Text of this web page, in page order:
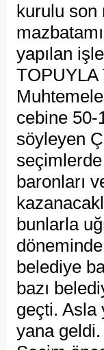
kurulu son
yapılan
TOPUYLA
cebine 50-
söyleyen
baronları
bunlarla
belediye
bazı
geçti. Asla
yana geldi.